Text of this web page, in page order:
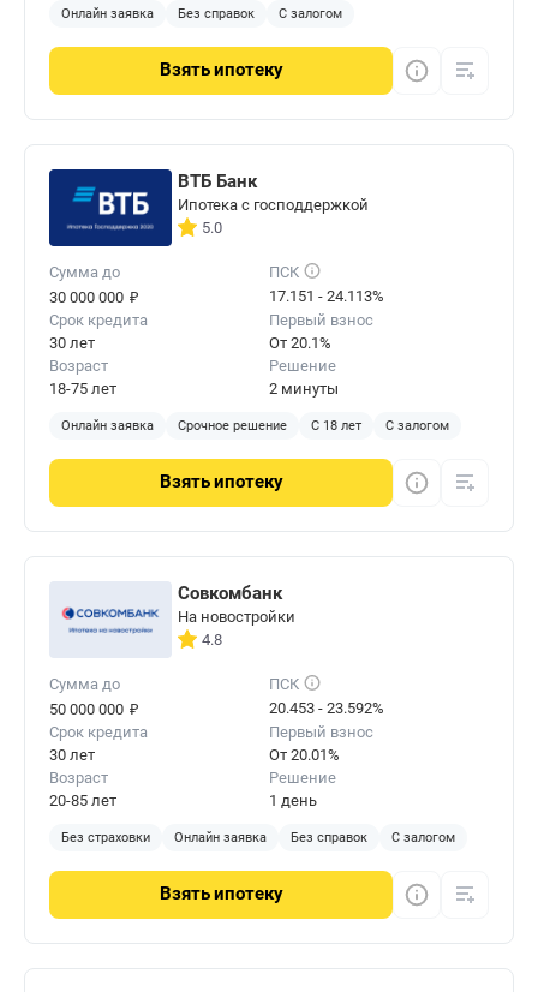
Онлайн заявка Без справок С залогом
Взятьипотеку
ВТБ Банк
Ипотека с господдержкой
5.0
Сумма до
30 000 000 ₽
ПСК
17.151 - 24.113%
Срок кредита
30 лет
Первый взнос
От 20.1%
Возраст
18-75 лет
Решение
2 минуты
Онлайн заявка Срочное решение С 18 лет С залогом
Взятьипотеку
Совкомбанк
На новостройки
4.8
Сумма до
50 000 000 ₽
ПСК
20.453 - 23.592%
Срок кредита
30 лет
Первый взнос
От 20.01%
Возраст
20-85 лет
Решение
1 день
Без страховки Онлайн заявка Без справок С залогом
Взятьипотеку